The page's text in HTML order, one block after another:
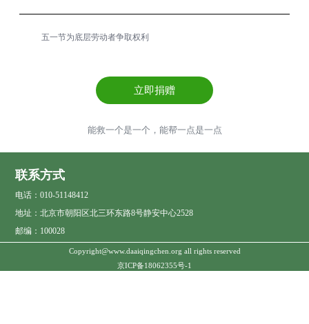
五一节为底层劳动者争取权利
立即捐赠
能救一个是一个，能帮一点是一点
联系方式
电话：010-51148412
地址：北京市朝阳区北三环东路8号静安中心2528
邮编：100028
Copyright@www.daaiqingchen.org all rights reserved
京ICP备18062355号-1